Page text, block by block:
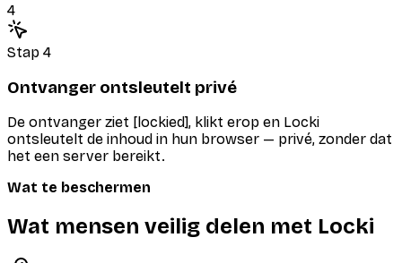
4
Stap 4
Ontvanger ontsleutelt privé
De ontvanger ziet [lockied], klikt erop en Locki
ontsleutelt de inhoud in hun browser — privé, zonder dat
het een server bereikt.
Wat te beschermen
Wat mensen veilig delen met Locki